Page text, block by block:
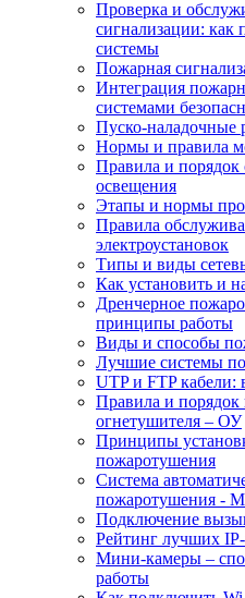
Проверка и
сигнализации: как
системы
Пожарная
Интеграция
системами
Пуско-наладочные
Нормы и правила
Правила и
освещения
Этапы и нормы
Правила
электроустановок
Типы и виды
Как установить и
Дренчерное
принципы работы
Виды и способы
Лучшие системы
UTP и FTP кабели:
Правила и порядок
огнетушителя – ОУ
Принципы
пожаротушения
Система
пожаротушения -
Подключение
Рейтинг лучших IP-
Мини-камеры –
работы